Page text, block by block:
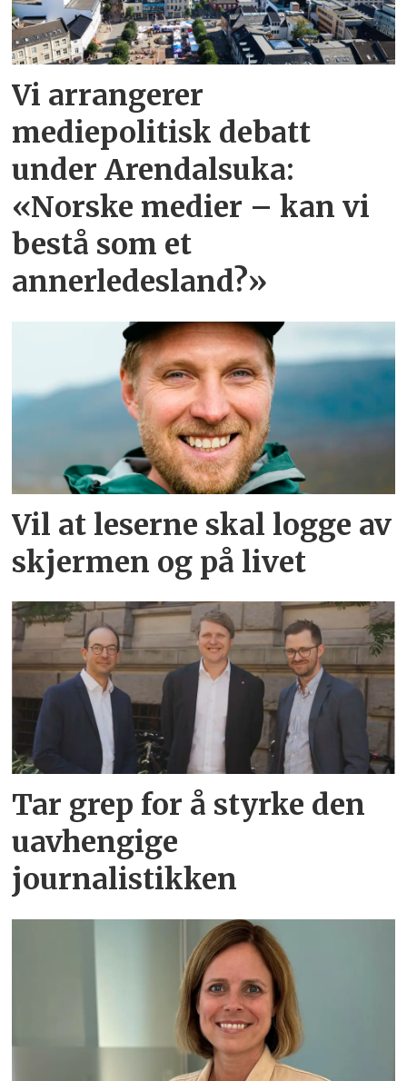
Vi arrangerer
mediepolitisk debatt
under Arendalsuka:
«Norske medier – kan vi
bestå som et
annerledesland?»
Vil at leserne skal logge av
skjermen og på livet
Tar grep for å styrke den
uavhengige
journalistikken